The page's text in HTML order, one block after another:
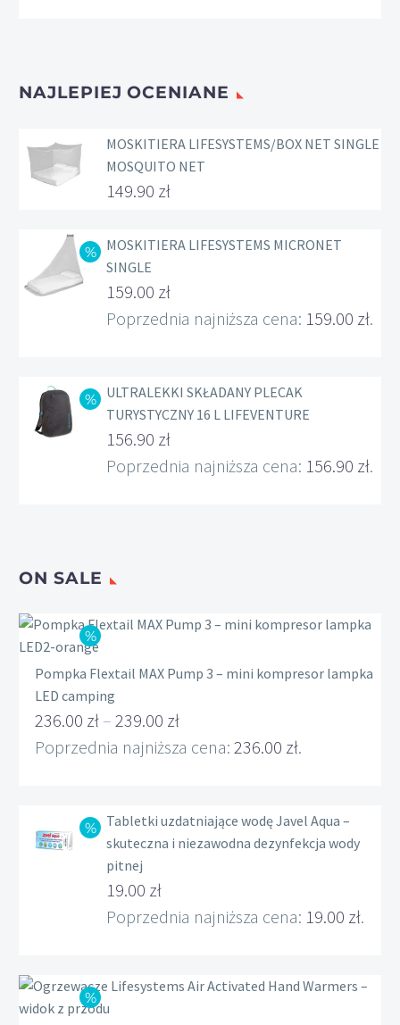
NAJLEPIEJ OCENIANE
MOSKITIERA LIFESYSTEMS/BOX NET SINGLE
MOSQUITO NET
149.90 zł
MOSKITIERA LIFESYSTEMS MICRONET
SINGLE
Pierwotna
cena
159.00 zł
Aktualna
159.00 zł.
Poprzednia najniższa cena: 159.00 zł.
ULTRALEKKI SKŁADANY PLECAK
TURYSTYCZNY 16 L LIFEVENTURE
Pierwotna
cena
156.90 zł
Aktualna
Poprzednia najniższa cena: 156.90 zł.
ON SALE
Pompka Flextail MAX Pump 3 – mini kompresor lampka
LED camping
236.00 zł – 239.00 zł
Zakres
236.00 zł
do
Poprzednia najniższa cena: 236.00 zł.
Tabletki uzdatniające wodę Javel Aqua –
skuteczna i niezawodna dezynfekcja wody
pitnej
Pierwotna
cena
19.00 zł
Aktualna
19.00 zł.
Poprzednia najniższa cena: 19.00 zł.